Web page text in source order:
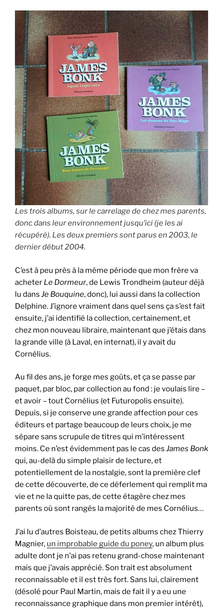
Les trois albums, sur le carrelage de chez mes parents,
donc dans leur environnement jusqu’ici (je les ai
récupéré). Les deux premiers sont parus en 2003, le
dernier début 2004.
C’est à peu près à la même période que mon frère va
acheter Le Dormeur, de Lewis Trondheim (auteur déjà
lu dans Je Bouquine, donc), lui aussi dans la collection
Delphine. J’ignore vraiment dans quel sens ça s’est fait
ensuite, j’ai identifié la collection, certainement, et
chez mon nouveau libraire, maintenant que j’étais dans
la grande ville (à Laval, en internat), il y avait du
Cornélius.
Au fil des ans, je forge mes goûts, et ça se passe par
paquet, par bloc, par collection au fond : je voulais lire –
et avoir – tout Cornélius (et Futuropolis ensuite).
Depuis, si je conserve une grande affection pour ces
éditeurs et partage beaucoup de leurs choix, je me
sépare sans scrupule de titres qui m’intéressent
moins. Ce n’est évidemment pas le cas des James Bonk
qui, au-delà du simple plaisir de lecture, et
potentiellement de la nostalgie, sont la première clef
de cette découverte, de ce déferlement qui remplit ma
vie et ne la quitte pas, de cette étagère chez mes
parents où sont rangés la majorité de mes Cornélius…
J’ai lu d’autres Boisteau, de petits albums chez Thierry
Magnier, un improbable guide du poney, un album plus
adulte dont je n’ai pas retenu grand-chose maintenant
mais que j’avais apprécié. Son trait est absolument
reconnaissable et il est très fort. Sans lui, clairement
(désolé pour Paul Martin, mais de fait il y a eu une
reconnaissance graphique dans mon premier intérêt),